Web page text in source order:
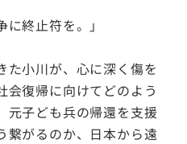
終止符を。」
た小川が、心に深く傷を
会復帰に向けてどのよう
元子ども兵の帰還を支援
繋がるのか、日本から遠